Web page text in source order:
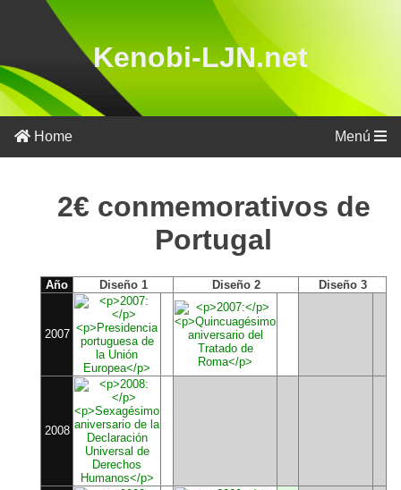
Kenobi-LJN.net
Home Menú
Por
país
Por
2€ conmemorativos de
Portugal
Año Diseño 1 Diseño 2 Diseño 3
2007
2008